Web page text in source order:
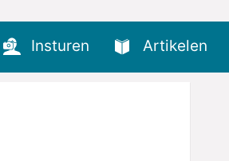
Insturen Artikelen